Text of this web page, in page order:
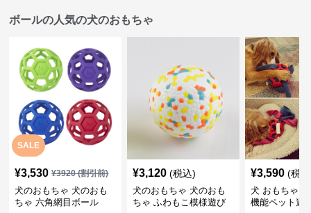
ボールの人気の犬のおもちゃ
SALE
¥3,530 ¥3920(割引前)
犬のおもちゃ 犬のおも
ちゃ 六角網目ボール
¥3,120 (税込)
犬のおもちゃ 犬のおも
ちゃ ふわもこ模様遊び
¥3,590 (税
犬 おもちゃ
機能ペット遊